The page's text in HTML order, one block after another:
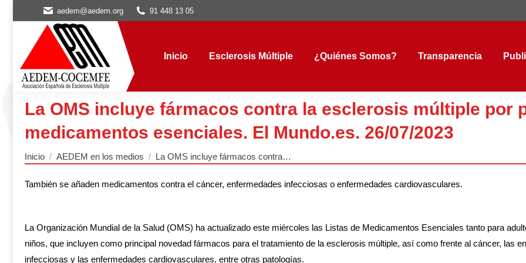
aedem@aedem.org 91 448 13 05
Inicio Esclerosis Múltiple ¿Quiénes Somos? Transparencia
La OMS incluye fármacos contra la esclerosis múltiple por
medicamentos esenciales. El Mundo.es. 26/07/2023
Estás aquí:
Inicio AEDEM en los medios La OMS incluye fármacos contra…
También se añaden medicamentos contra el cáncer, enfermedades infecciosas o enfermedades cardiovasculares.
La Organización Mundial de la Salud (OMS) ha actualizado este miércoles las Listas de Medicamentos Esenciales tanto para
niños, que incluyen como principal novedad fármacos para el tratamiento de la esclerosis múltiple, así como frente al cáncer, las
infecciosas y las enfermedades cardiovasculares, entre otras patologías.